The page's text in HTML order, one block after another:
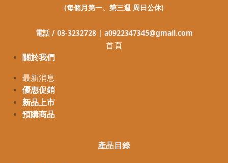
(每個月第一、第三週 周日公休)
電話 / 03-3232728 | a0922347345@gmail.com
首頁
關於我們
最新消息
優惠促銷
新品上市
預購商品
產品目錄